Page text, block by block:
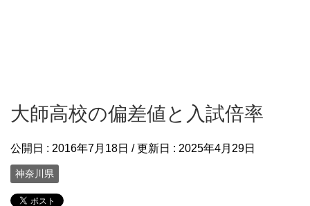
大師高校の偏差値と入試倍率
公開日 : 2016年7月18日 / 更新日 : 2025年4月29日
神奈川県